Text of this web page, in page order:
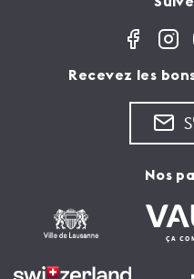
Recevez les
Nos